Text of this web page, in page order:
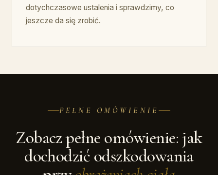
dotychczasowe ustalenia i sprawdzimy, co
jeszcze da się zrobić.
PEŁNE OMÓWIENIE
Zobacz pełne omówienie: jak
dochodzić odszkodowania